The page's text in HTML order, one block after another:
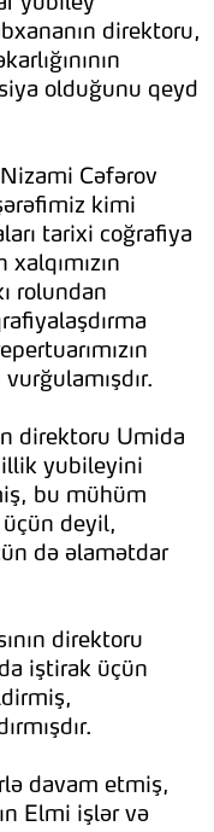
direktoru,
olduğunu qeyd
Cəfərov
kimi
tarixi coğrafiya
rolundan
direktoru Umida
illik yubileyini
bu mühüm
üçün deyil,
də əlamətdar
direktoru
iştirak üçün
davam etmiş,
Elmi işlər və